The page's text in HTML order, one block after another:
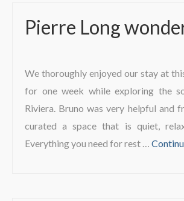
Pierre Long
We thoroughly enjoyed our stay at
for one week while exploring the
Riviera. Bruno was very helpful and
curated a space that is quiet,
Everything you need for rest …